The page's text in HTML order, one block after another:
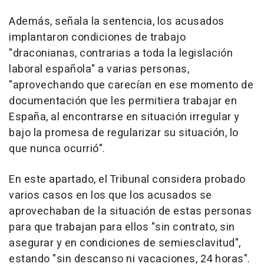
Además, señala la sentencia, los acusados
implantaron condiciones de trabajo
"draconianas, contrarias a toda la legislación
laboral española" a varias personas,
"aprovechando que carecían en ese momento de
documentación que les permitiera trabajar en
España, al encontrarse en situación irregular y
bajo la promesa de regularizar su situación, lo
que nunca ocurrió".
En este apartado, el Tribunal considera probado
varios casos en los que los acusados se
aprovechaban de la situación de estas personas
para que trabajan para ellos "sin contrato, sin
asegurar y en condiciones de semiesclavitud",
estando "sin descanso ni vacaciones, 24 horas".